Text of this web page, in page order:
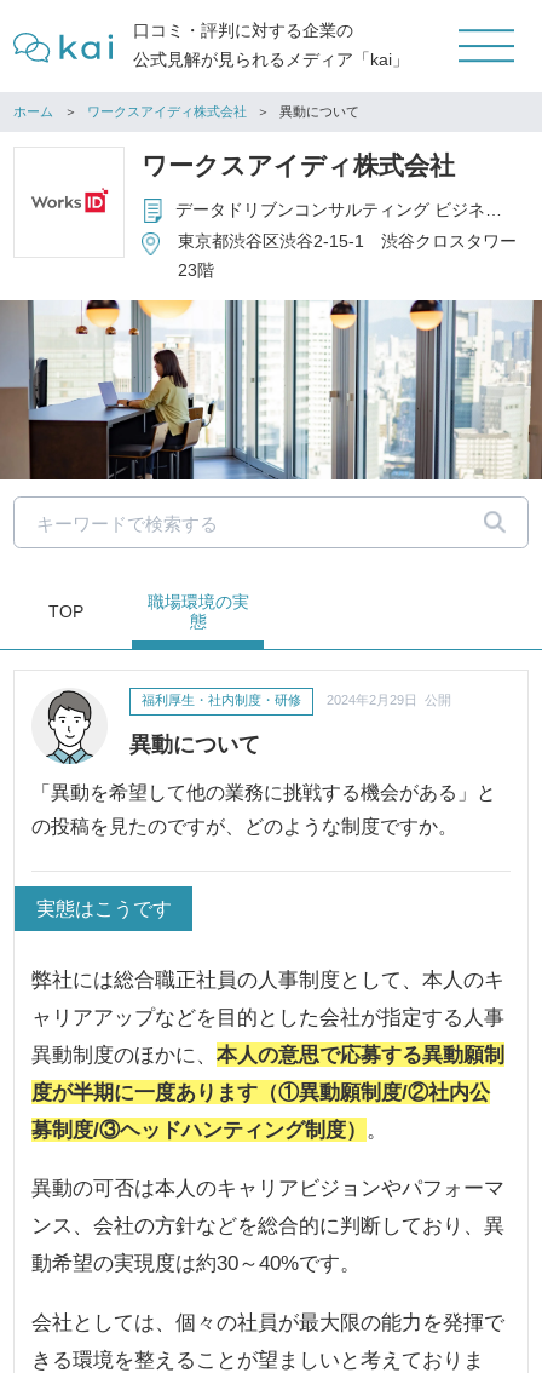
口コミ・評判に対する企業の
公式見解が見られるメディア「kai」
ホーム ワークスアイディ株式会社 異動について
ワークスアイディ株式会社
データドリブンコンサルティング ビジネスプロセスコンサルティング DX HRコンサルティング デジタル人材育成
東京都渋谷区渋谷2-15-1 渋谷クロスタワー
23階
TOP
職場環境の実
態
異動について
福利厚生・社内制度・研修 2024年2月29日 公開
「異動を希望して他の業務に挑戦する機会がある」と
の投稿を見たのですが、どのような制度ですか。
実態はこうです
弊社には総合職正社員の人事制度として、本人のキ
ャリアアップなどを目的とした会社が指定する人事
異動制度のほかに、本人の意思で応募する異動願制
度が半期に一度あります（①異動願制度/②社内公
募制度/③ヘッドハンティング制度） 。
異動の可否は本人のキャリアビジョンやパフォーマ
ンス、会社の方針などを総合的に判断しており、異
動希望の実現度は約30～40%です。
会社としては、個々の社員が最大限の能力を発揮で
きる環境を整えることが望ましいと考えておりま